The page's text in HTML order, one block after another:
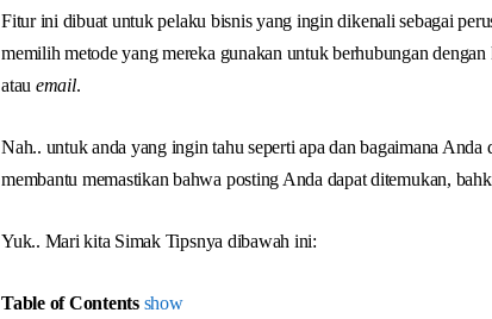
Fitur ini dibuat untuk pelaku bisnis yang ingin dikenali sebagai
memilih metode yang mereka gunakan untuk berhubungan
atau email.
Nah.. untuk anda yang ingin tahu seperti apa dan bagaimana
membantu memastikan bahwa posting Anda dapat ditemukan,
Yuk.. Mari kita Simak Tipsnya dibawah ini:
Table of Contents show